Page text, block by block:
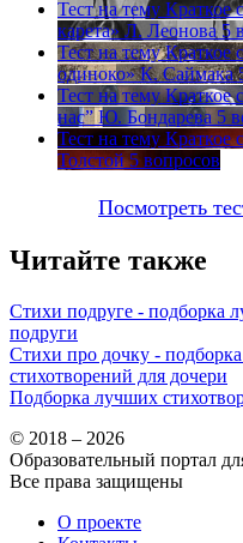
Тест на тему Краткое
карета» Л. Леонова 5
Тест на тему Краткое
одиноко» К. Саймака
Тест на тему Краткое
нас” Ю. Бондарева 5
Тест на тему Краткое
Толстой 5 вопросов
Посмотреть
Читайте также
Стихи подруге - подборка
подруги
Стихи про дочку -
стихотворений для дочери
Подборка лучших
© 2018 – 2026
Образовательный портал
Все права защищены
О проекте